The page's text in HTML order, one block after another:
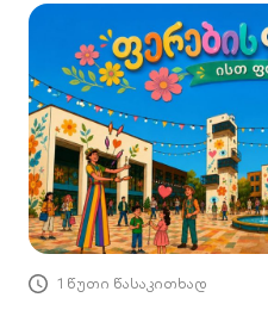
1 წუთი წასაკითხად